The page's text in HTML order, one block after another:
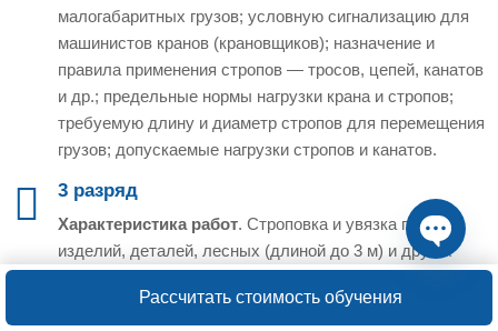
малогабаритных грузов; условную сигнализацию для
машинистов кранов (крановщиков); назначение и
правила применения стропов — тросов, цепей, канатов
и др.; предельные нормы нагрузки крана и стропов;
требуемую длину и диаметр стропов для перемещения
грузов; допускаемые нагрузки стропов и канатов.
3 разряд
Характеристика работ. Строповка и увязка простых
изделий, деталей, лесных (длиной до 3 м) и других
подъема, перемещения и укладки. Строповка и увязка
Open
Рассчитать стоимость обучения